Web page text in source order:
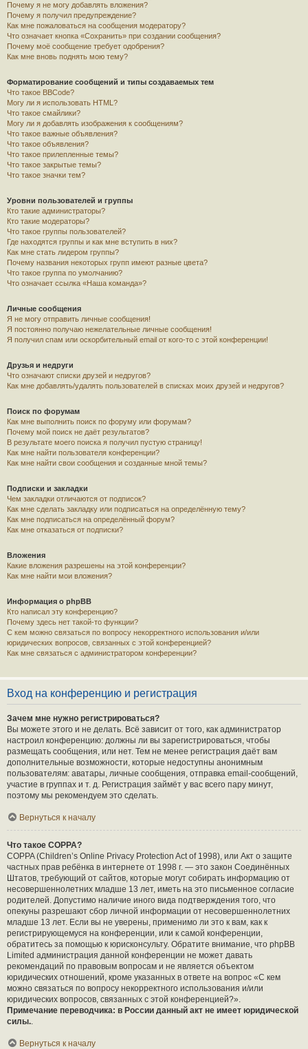
Почему я не могу добавлять вложения?
Почему я получил предупреждение?
Как мне пожаловаться на сообщения модератору?
Что означает кнопка «Сохранить» при создании сообщения?
Почему моё сообщение требует одобрения?
Как мне вновь поднять мою тему?
Форматирование сообщений и типы создаваемых тем
Что такое BBCode?
Могу ли я использовать HTML?
Что такое смайлики?
Могу ли я добавлять изображения к сообщениям?
Что такое важные объявления?
Что такое объявления?
Что такое прилепленные темы?
Что такое закрытые темы?
Что такое значки тем?
Уровни пользователей и группы
Кто такие администраторы?
Кто такие модераторы?
Что такое группы пользователей?
Где находятся группы и как мне вступить в них?
Как мне стать лидером группы?
Почему названия некоторых групп имеют разные цвета?
Что такое группа по умолчанию?
Что означает ссылка «Наша команда»?
Личные сообщения
Я не могу отправить личные сообщения!
Я постоянно получаю нежелательные личные сообщения!
Я получил спам или оскорбительный email от кого-то с этой конференции!
Друзья и недруги
Что означают списки друзей и недругов?
Как мне добавлять/удалять пользователей в списках моих друзей и недругов?
Поиск по форумам
Как мне выполнить поиск по форуму или форумам?
Почему мой поиск не даёт результатов?
В результате моего поиска я получил пустую страницу!
Как мне найти пользователя конференции?
Как мне найти свои сообщения и созданные мной темы?
Подписки и закладки
Чем закладки отличаются от подписок?
Как мне сделать закладку или подписаться на определённую тему?
Как мне подписаться на определённый форум?
Как мне отказаться от подписки?
Вложения
Какие вложения разрешены на этой конференции?
Как мне найти мои вложения?
Информация о phpBB
Кто написал эту конференцию?
Почему здесь нет такой-то функции?
С кем можно связаться по вопросу некорректного использования и/или
юридических вопросов, связанных с этой конференцией?
Как мне связаться с администратором конференции?
Вход на конференцию и регистрация
Зачем мне нужно регистрироваться?
Вы можете этого и не делать. Всё зависит от того, как администратор
настроил конференцию: должны ли вы зарегистрироваться, чтобы
размещать сообщения, или нет. Тем не менее регистрация даёт вам
дополнительные возможности, которые недоступны анонимным
пользователям: аватары, личные сообщения, отправка email-сообщений,
участие в группах и т. д. Регистрация займёт у вас всего пару минут,
поэтому мы рекомендуем это сделать.
Вернуться к началу
Что такое COPPA?
COPPA (Children’s Online Privacy Protection Act of 1998), или Акт о защите
частных прав ребёнка в интернете от 1998 г. — это закон Соединённых
Штатов, требующий от сайтов, которые могут собирать информацию от
несовершеннолетних младше 13 лет, иметь на это письменное согласие
родителей. Допустимо наличие иного вида подтверждения того, что
опекуны разрешают сбор личной информации от несовершеннолетних
младше 13 лет. Если вы не уверены, применимо ли это к вам, как к
регистрирующемуся на конференции, или к самой конференции,
обратитесь за помощью к юрисконсульту. Обратите внимание, что phpBB
Limited администрация данной конференции не может давать
рекомендаций по правовым вопросам и не является объектом
юридических отношений, кроме указанных в ответе на вопрос «С кем
можно связаться по вопросу некорректного использования и/или
юридических вопросов, связанных с этой конференцией?».
Примечание переводчика: в России данный акт не имеет юридической
силы..
Вернуться к началу